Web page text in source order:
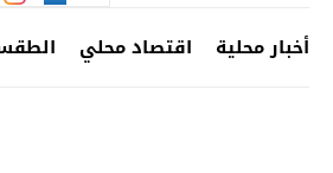
أخبار محلية اقتصاد محلي